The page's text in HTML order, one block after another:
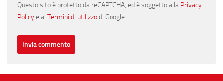
Questo sito è protetto da reCAPTCHA, ed è soggetto alla Privacy
Policye ai Termini di utilizzodi Google.